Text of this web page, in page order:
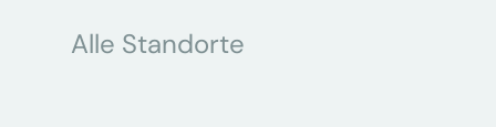
Alle Standorte